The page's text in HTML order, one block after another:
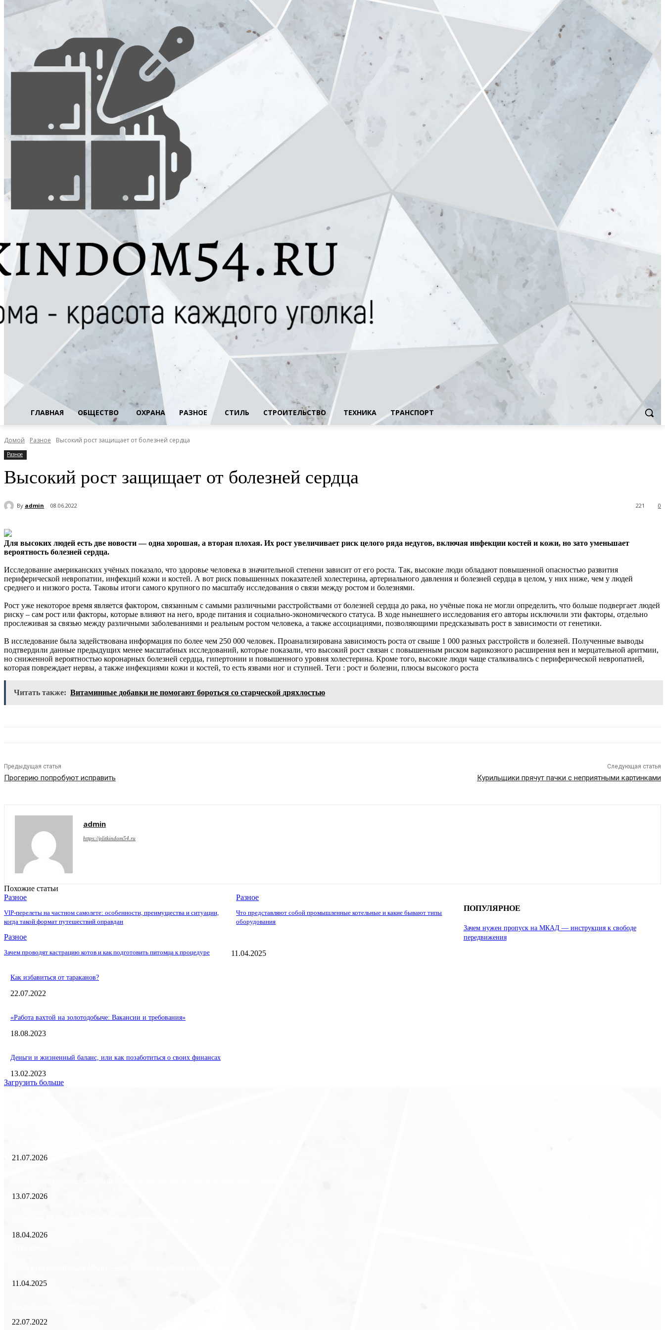
ГЛАВНАЯ ОБЩЕСТВО ОХРАНА РАЗНОЕ СТИЛЬ СТРОИТЕЛЬСТВО ТЕХНИКА ТРАНСПОРТ
Домой Разное Высокий рост защищает от болезней сердца
Разное
Высокий рост защищает от болезней сердца
By admin 08.06.2022 0
221
Для высоких людей есть две новости — одна хорошая, а вторая плохая. Их рост увеличивает риск целого ряда недугов, включая инфекции костей и кожи, но зато уменьшает
вероятность болезней сердца.
Исследование американских учёных показало, что здоровье человека в значительной степени зависит от его роста. Так, высокие люди обладают повышенной опасностью развития
периферической невропатии, инфекций кожи и костей. А вот риск повышенных показателей холестерина, артериального давления и болезней сердца в целом, у них ниже, чем у людей
среднего и низкого роста. Таковы итоги самого крупного по масштабу исследования о связи между ростом и болезнями.
Рост уже некоторое время является фактором, связанным с самыми различными расстройствами от болезней сердца до рака, но учёные пока не могли определить, что больше подвергает людей
риску – сам рост или факторы, которые влияют на него, вроде питания и социально-экономического статуса. В ходе нынешнего исследования его авторы исключили эти факторы, отдельно
прослеживая за связью между различными заболеваниями и реальным ростом человека, а также ассоциациями, позволяющими предсказывать рост в зависимости от генетики.
В исследование была задействована информация по более чем 250 000 человек. Проанализирована зависимость роста от свыше 1 000 разных расстройств и болезней. Полученные выводы
подтвердили данные предыдущих менее масштабных исследований, которые показали, что высокий рост связан с повышенным риском варикозного расширения вен и мерцательной аритмии,
но сниженной вероятностью коронарных болезней сердца, гипертонии и повышенного уровня холестерина. Кроме того, высокие люди чаще сталкивались с периферической невропатией,
которая повреждает нервы, а также инфекциями кожи и костей, то есть язвами ног и ступней. Теги : рост и болезни, плюсы высокого роста
Читать также: Витаминные добавки не помогают бороться со старческой дряхлостью
Предыдущая статья
Прогерию попробуют исправить
Следующая статья
Курильщики прячут пачки с неприятными картинками
admin
https://plitkindom54.ru
Похожие статьи
Разное
VIP-перелеты на частном самолете: особенности, преимущества и ситуации,
когда такой формат путешествий оправдан
Разное
Что представляют собой промышленные котельные и какие бывают типы
оборудования
Разное
Зачем проводят кастрацию котов и как подготовить питомца к процедуре
ПОПУЛЯРНОЕ
Зачем нужен пропуск на МКАД — инструкция к свободе
передвижения
11.04.2025
Как избавиться от тараканов?
22.07.2022
«Работа вахтой на золотодобыче: Вакансии и требования»
18.08.2023
Деньги и жизненный баланс, или как позаботиться о своих финансах
13.02.2023
Загрузить больше
21.07.2026
13.07.2026
18.04.2026
11.04.2025
22.07.2022